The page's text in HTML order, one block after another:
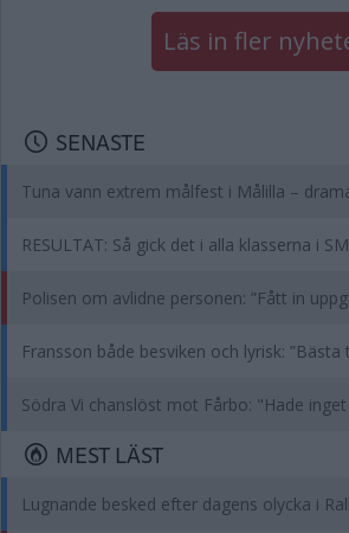
Läs in fler
SENASTE
Tuna vann extrem målfest i Målilla –
RESULTAT: Så gick det i alla klasserna i SM
Polisen om avlidne personen: ”Fått in
Fransson både besviken och lyrisk: ”Bästa
Södra Vi chanslöst mot Fårbo: "Hade
MEST LÄST
Lugnande besked efter dagens olycka i